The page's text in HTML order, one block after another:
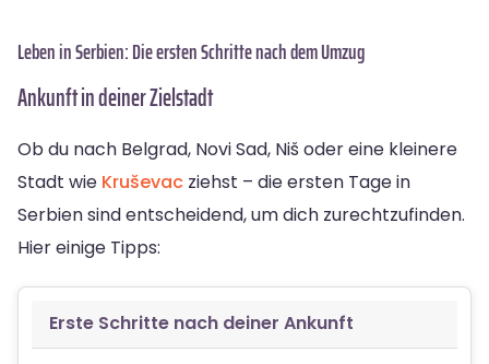
Leben in Serbien: Die ersten Schritte nach dem Umzug
Ankunft in deiner Zielstadt
Ob du nach Belgrad, Novi Sad, Niš oder eine kleinere
Stadt wie Kruševac ziehst – die ersten Tage in
Serbien sind entscheidend, um dich zurechtzufinden.
Hier einige Tipps:
Erste Schritte nach deiner Ankunft